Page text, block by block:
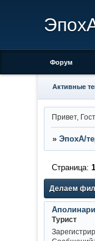
Форум
Активные
Привет,
» ЭпохА/
Делаем
Страница: 1
Турист